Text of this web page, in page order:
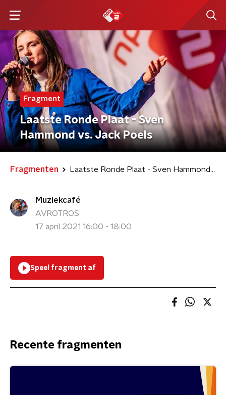
Fragment
Laatste Ronde Plaat - Sven
Hammond vs. Jack Poels
Fragmenten Laatste Ronde Plaat - Sven Hammond vs. Jack Poels
Muziekcafé
AVROTROS
17 april 2021 16:00 - 18:00
Speel fragment af
Recente fragmenten